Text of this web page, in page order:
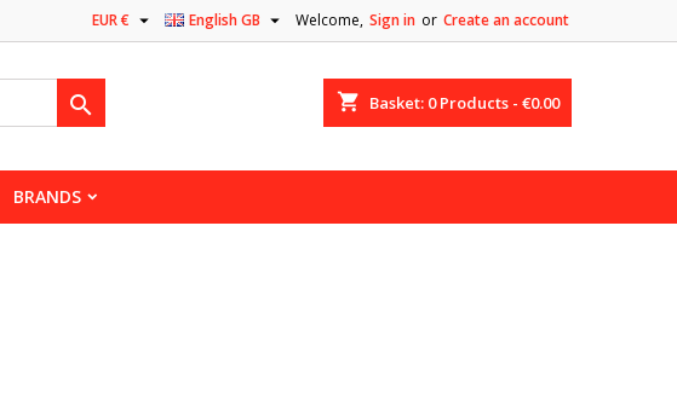
Welcome, Sign in or Create an account
English GB 
EUR € 
shopping_cart Basket: 0Products - €0.00

BRANDS